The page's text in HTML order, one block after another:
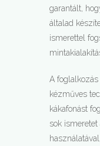
garantált,
általad
ismerettel
A
kézműves
kákafonást
sok